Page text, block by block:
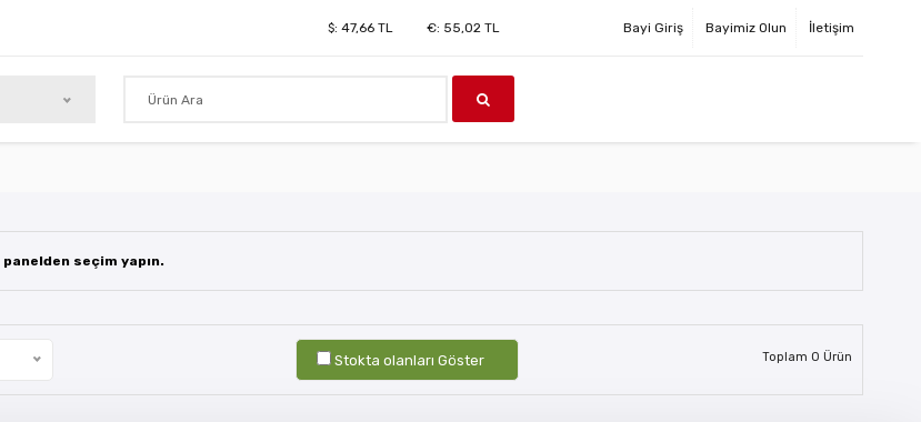
$: 47,66TL €: 55,02TL Bayi Giriş Bayimiz Olun İletişim
seçim yapın.
Stokta olanları Göster Toplam 0 Ürün